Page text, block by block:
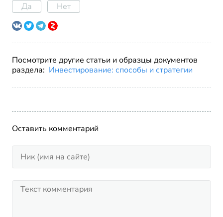
Да
Нет
Посмотрите другие статьи и образцы документов
раздела: Инвестирование: способы и стратегии
Оставить комментарий